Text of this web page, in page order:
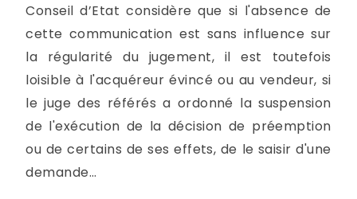
Conseil d’Etat considère que si l'absence de
cette communication est sans influence sur
la régularité du jugement, il est toutefois
loisible à l'acquéreur évincé ou au vendeur, si
le juge des référés a ordonné la suspension
de l'exécution de la décision de préemption
ou de certains de ses effets, de le saisir d'une
demande...